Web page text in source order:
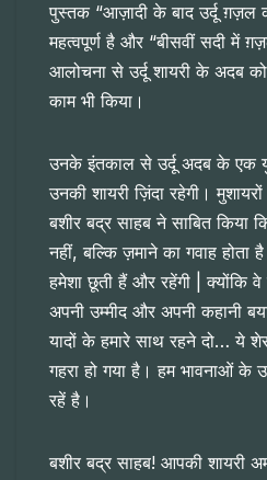
पुस्तक “आज़ादी के बाद उर्दू ग़ज़ल
महत्वपूर्ण है और “बीसवीं सदी में
आलोचना से उर्दू शायरी के अदब
काम भी किया।
उनके इंतकाल से उर्दू अदब के एक
उनकी शायरी ज़िंदा रहेगी।
बशीर बद्र साहब ने साबित किया
नहीं, बल्कि ज़माने का गवाह
हमेशा छूती हैं और रहेंगी | क्योंकि वे
अपनी उम्मीद और अपनी कहानी
यादों के हमारे साथ रहने दो… ये
गहरा हो गया है। हम भावनाओं के
रहें है।
बशीर बद्र साहब! आपकी शायरी